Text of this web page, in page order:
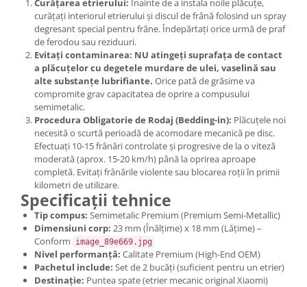
Curățarea etrierului: Înainte de a instala noile plăcuțe,
curățați interiorul etrierului și discul de frână folosind un spray
degresant special pentru frâne. Îndepărtați orice urmă de praf
de ferodou sau reziduuri.
Evitați contaminarea: NU atingeți suprafața de contact
a plăcuțelor cu degetele murdare de ulei, vaselină sau
alte substanțe lubrifiante. Orice pată de grăsime va
compromite grav capacitatea de oprire a compusului
semimetalic.
Procedura Obligatorie de Rodaj (Bedding-in): Plăcuțele noi
necesită o scurtă perioadă de acomodare mecanică pe disc.
Efectuați 10-15 frânări controlate și progresive de la o viteză
moderată (aprox. 15-20 km/h) până la oprirea aproape
completă. Evitați frânările violente sau blocarea roții în primii
kilometri de utilizare.
Specificații tehnice
Tip compus: Semimetalic Premium (Premium Semi-Metallic)
Dimensiuni corp: 23 mm (Înălțime) x 18 mm (Lățime) –
Conform
image_89e669.jpg
Nivel performanță: Calitate Premium (High-End OEM)
Pachetul include: Set de 2 bucăți (suficient pentru un etrier)
Destinație: Puntea spate (etrier mecanic original Xiaomi)